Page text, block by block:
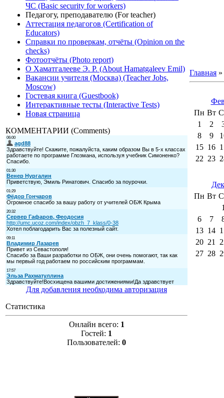
ЧС (Basic security for workers)
Педагогу, преподавателю (For teacher)
Аттестация педагогов (Certification of
Educators)
Справки по проверкам, отчёты (Opinion on the
checks)
Фотоотчёты (Photo report)
О Хаматгалееве Э. Р. (About Hamatgaleev Emil)
Вакансии учителя (Москва) (Teacher Jobs,
Moscow)
Гостевая книга (Guestbook)
Интерактивные тесты (Interactive Tests)
Новая страница
КОММЕНТАРИИ (Comments)
Для добавления необходима авторизация
Статистика
Онлайн всего: 1
Гостей: 1
Пользователей: 0
Главная »
Пн Вт
1
2
8
9
15 16
22 23
Пн Вт
6
7
13 14
20 21
27 28